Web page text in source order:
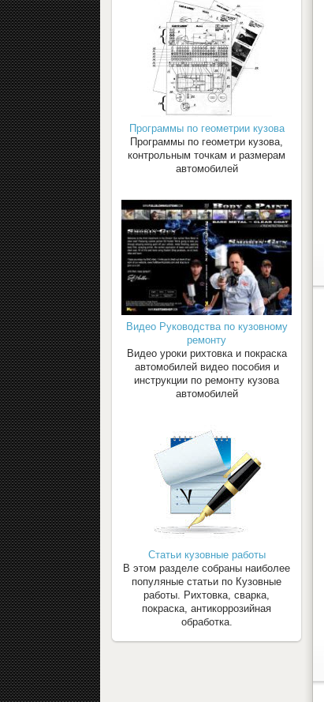
Программы по геометрии кузова
Программы по геометри кузова,
контрольным точкам и размерам
автомобилей
Видео Руководства по кузовному
ремонту
Видео уроки рихтовка и покраска
автомобилей видео пособия и
инструкции по ремонту кузова
автомобилей
Статьи кузовные работы
В этом разделе собраны наиболее
популяные статьи по Кузовные
работы. Рихтовка, сварка,
покраска, антикоррозийная
обработка.